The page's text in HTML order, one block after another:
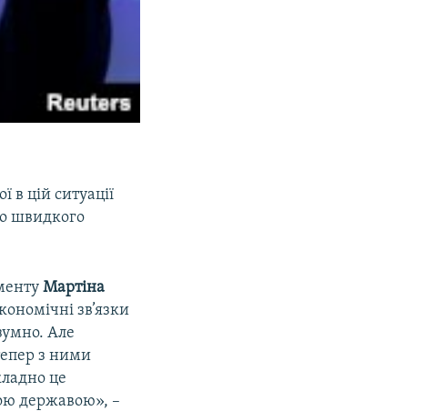
в цій ситуації
швидкого
Мартіна
зв’язки
Але
з ними
це
державою», –